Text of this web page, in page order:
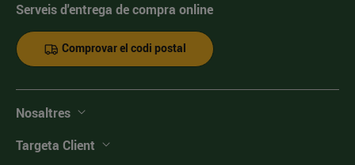
Serveis d'entrega de compra online
Comprovar el codi postal
Nosaltres
Targeta Client